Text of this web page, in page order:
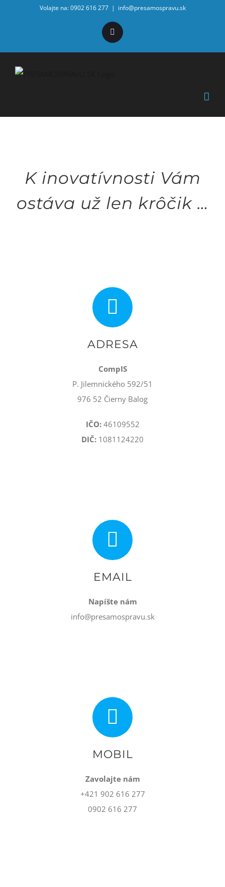
Volajte na: 0902 616 277 | info@presamospravu.sk
Facebook
K inovatívnosti Vám
ostáva už len krôčik …
ADRESA
CompIS
P. Jilemnického 592/51
976 52 Čierny Balog
IČO:46109552
DIČ: 1081124220
EMAIL
Napíšte nám
info@presamospravu.sk
MOBIL
Zavolajte nám
+421 902 616 277
0902 616 277